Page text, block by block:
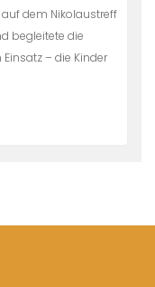
dem Nikolaustreff
begleitete die
– die Kinder